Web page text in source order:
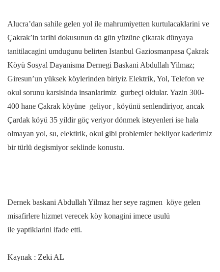
Alucra’dan sahile gelen yol ile mahrumiyetten kurtulacaklarini ve
Çakrak’in tarihi dokusunun da gün yüzüne çikarak dünyaya
tanitilacagini umdugunu belirten Istanbul Gaziosmanpasa Çakrak
Köyü Sosyal Dayanisma Dernegi Baskani Abdullah Yilmaz;
Giresun’un yüksek köylerinden biriyiz Elektrik, Yol, Telefon ve
okul sorunu karsisinda insanlarimiz gurbeçi oldular. Yazin 300-
400 hane Çakrak köyüne geliyor , köyünü senlendiriyor, ancak
Çardak köyü 35 yildir göç veriyor dönmek isteyenleri ise hala
olmayan yol, su, elektirik, okul gibi problemler bekliyor kaderimiz
bir türlü degismiyor seklinde konustu.
Dernek baskani Abdullah Yilmaz her seye ragmen köye gelen
misafirlere hizmet verecek köy konagini imece usulü
ile yaptiklarini ifade etti.
Kaynak : Zeki AL